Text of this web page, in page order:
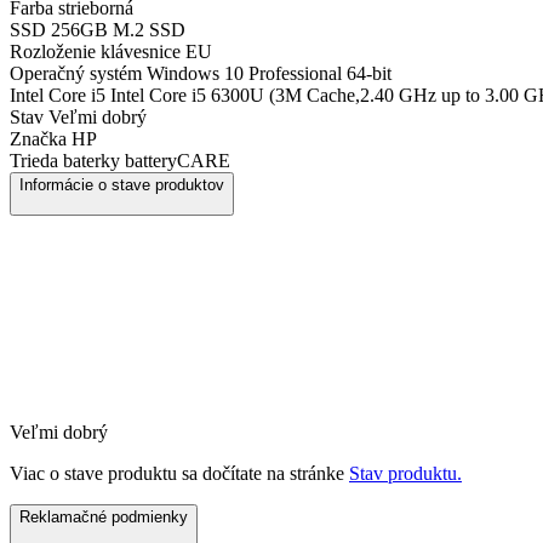
Farba strieborná
SSD 256GB M.2 SSD
Rozloženie klávesnice EU
Operačný systém Windows 10 Professional 64-bit
Intel Core i5 Intel Core i5 6300U (3M Cache,2.40 GHz up to 3.00
Stav Veľmi dobrý
Značka HP
Trieda baterky batteryCARE
Informácie o stave produktov
Veľmi dobrý
Viac o stave produktu sa dočítate na stránke Stav produktu.
Reklamačné podmienky